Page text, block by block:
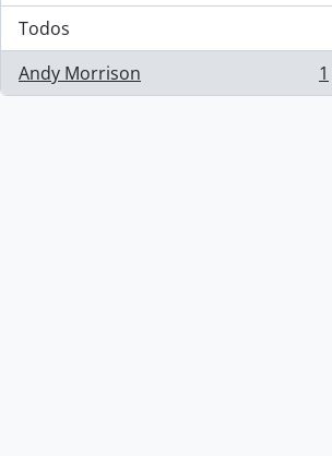
Todos
Andy Morrison
, 1 resultados 1